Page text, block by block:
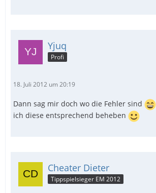
Yjuq
Profi
18. Juli 2012 um 20:19
Dann sag mir doch wo die Fehler sind
ich diese entsprechend beheben
Cheater Dieter
Tippspielsieger EM 2012